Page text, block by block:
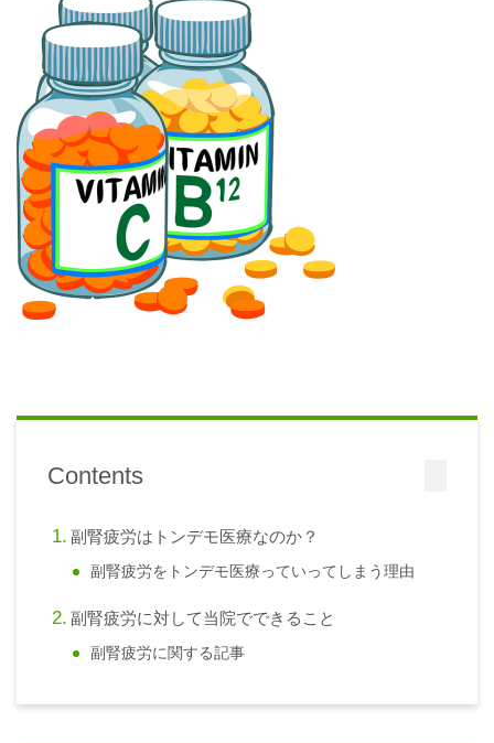
Contents
副腎疲労はトンデモ医療なのか？
副腎疲労をトンデモ医療っていってしまう理由
副腎疲労に対して当院でできること
副腎疲労に関する記事